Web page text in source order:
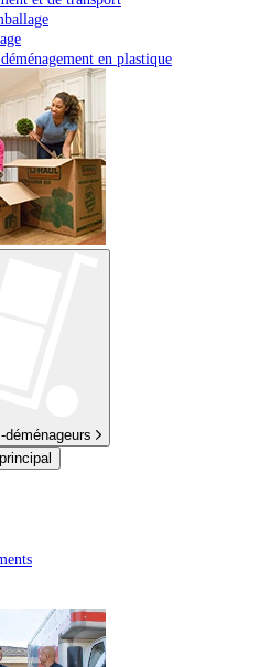
en plastique
déménageurs